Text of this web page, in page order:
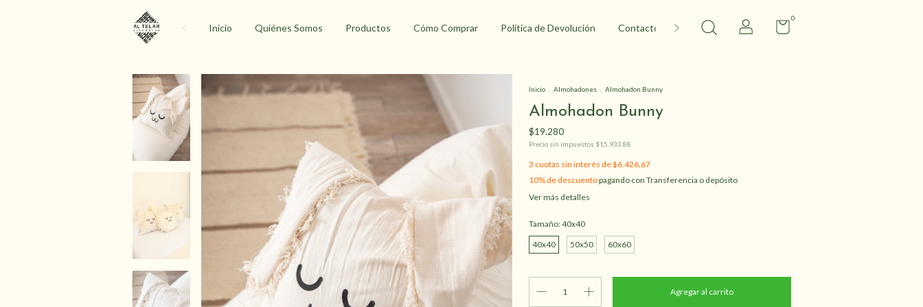
Inicio Quiénes Somos Productos Cómo Comprar Política de Devolución Contacto
0
Inicio Almohadones Almohadon Bunny
Almohadon Bunny
$19.280
Precio sin impuestos $15.933,88
3 cuotas sin interés de$6.426,67
10% de descuentopagando con Transferencia o depósito
Ver más detalles
Tamaño:40x40
40x40
50x50 60x60